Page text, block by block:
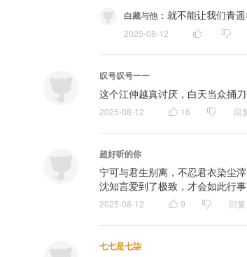
白藏与他： 就不能让我们青
2025-08-12
叹号叹号ーー
这个江仲越真讨厌，白天当众捅
2025-08-12 16 回
超好听的你
宁可与君生别离，不忍君衣染尘
沈知言爱到了极致，才会如此行
2025-08-12 9 回复
七七是七柒